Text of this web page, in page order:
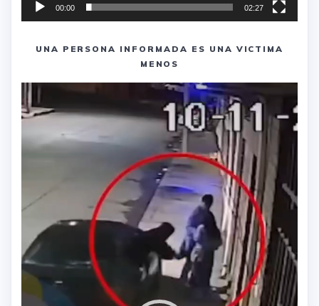
00:00 02:27
UNA PERSONA INFORMADA ES UNA VICTIMA
MENOS
Reproductor
de
vídeo